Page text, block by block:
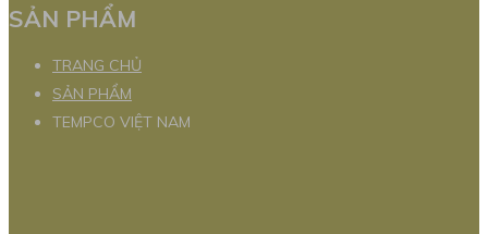
SẢN PHẨM
TRANG CHỦ
SẢN PHẨM
TEMPCO VIỆT NAM